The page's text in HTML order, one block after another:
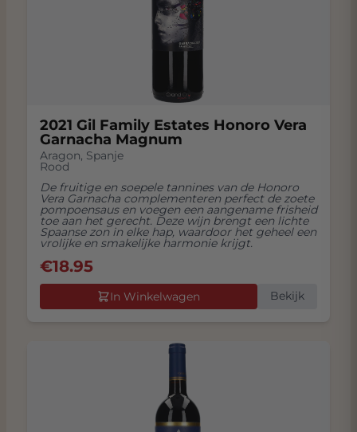
2021 Gil Family Estates Honoro Vera
Garnacha Magnum
Aragon, Spanje
Rood
De fruitige en soepele tannines van de Honoro
Vera Garnacha complementeren perfect de zoete
pompoensaus en voegen een aangename frisheid
toe aan het gerecht. Deze wijn brengt een lichte
Spaanse zon in elke hap, waardoor het geheel een
vrolijke en smakelijke harmonie krijgt.
€18.95
In Winkelwagen Bekijk